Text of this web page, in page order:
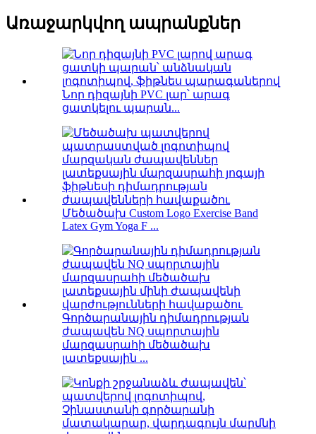
Առաջարկվող ապրանքներ
Նոր դիզայնի PVC լար՝ արագ
ցատկելու պարան...
Մեծածախ Custom Logo Exercise Band
Latex Gym Yoga F ...
Գործարանային դիմադրության
ժապավեն NQ սպորտային
մարզասրահի մեծածախ
լատեքսային ...